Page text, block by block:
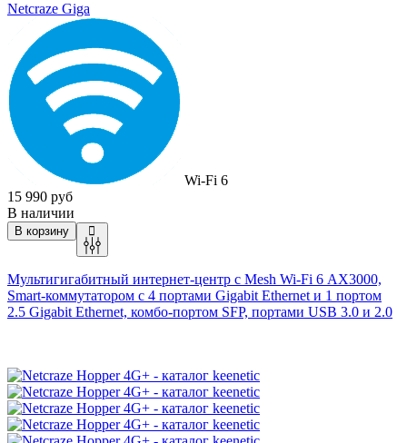
Netcraze Giga
Wi-Fi 6
15 990 руб
В наличии
В корзину
Мультигигабитный интернет-центр с Mesh Wi-Fi 6 AX3000,
Smart-коммутатором с 4 портами Gigabit Ethernet и 1 портом
2.5 Gigabit Ethernet, комбо-портом SFP, портами USB 3.0 и 2.0